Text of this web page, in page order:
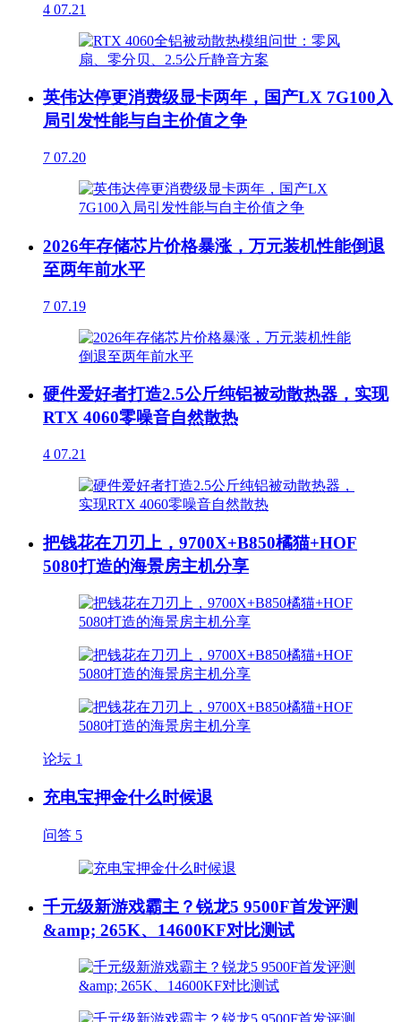
4 07.21
英伟达停更消费级显卡两年，国产LX 7G100入
局引发性能与自主价值之争
7 07.20
2026年存储芯片价格暴涨，万元装机性能倒退
至两年前水平
7 07.19
硬件爱好者打造2.5公斤纯铝被动散热器，实现
RTX 4060零噪音自然散热
4 07.21
把钱花在刀刃上，9700X+B850橘猫+HOF
5080打造的海景房主机分享
论坛 1
充电宝押金什么时候退
问答 5
千元级新游戏霸主？锐龙5 9500F首发评测
&amp; 265K、14600KF对比测试